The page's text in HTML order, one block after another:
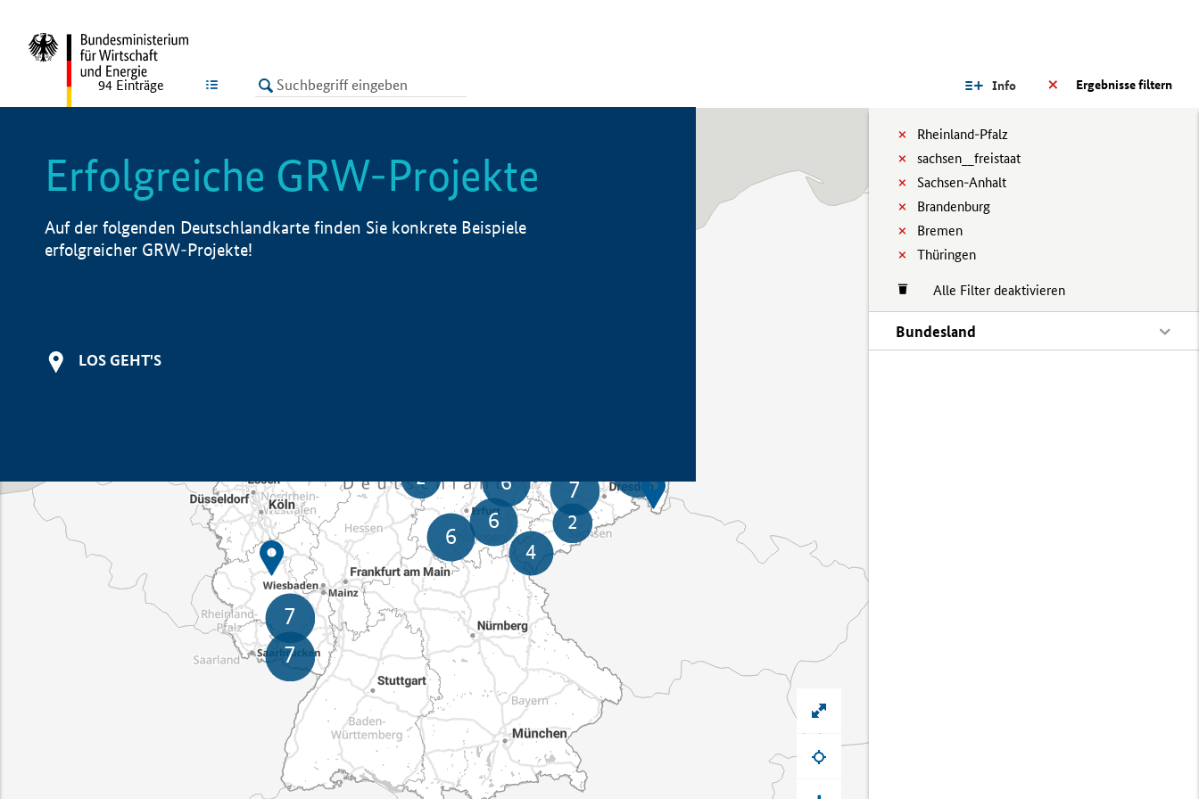
LISTE Ergebnisse filtern
Info
Rheinland-Pfalz
sachsen__freistaat
Sachsen-Anhalt
Brandenburg
Bremen
Thüringen
Alle Filter deaktivieren
Bundesland
94 Einträge
Erfolgreiche GRW-Projekte
Auf der folgenden Deutschlandkarte finden Sie konkrete Beispiele
erfolgreicher GRW-Projekte!
LOS GEHT'S